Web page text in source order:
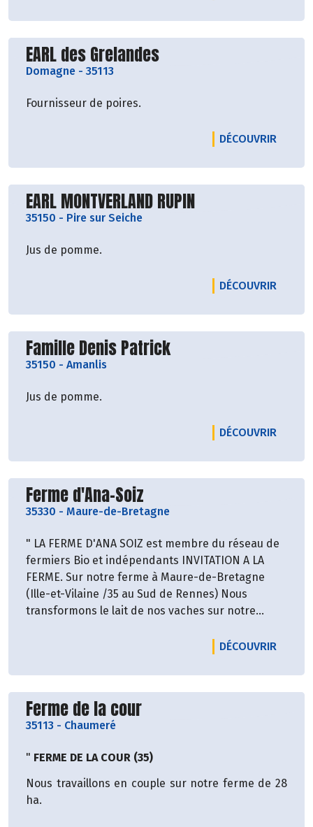
Découvrir le producteur
EARL des Grelandes
Domagne - 35113
Fournisseur de poires.
DÉCOUVRIR
Découvrir le producteur
EARL MONTVERLAND RUPIN
35150 - Pire sur Seiche
Jus de pomme.
DÉCOUVRIR
Découvrir le producteur
Famille Denis Patrick
35150 - Amanlis
Jus de pomme.
DÉCOUVRIR
Découvrir le producteur
Ferme d'Ana-Soiz
35330 - Maure-de-Bretagne
" LA FERME D'ANA SOIZ est membre du réseau de
fermiers Bio et indépendants INVITATION A LA
FERME. Sur notre ferme à Maure-de-Bretagne
(Ille-et-Vilaine /35 au Sud de Rennes) Nous
transformons le lait de nos vaches sur notre
magasins et en restauration collective. "
DÉCOUVRIR
Découvrir le producteur
Ferme de la cour
35113 - Chaumeré
" FERME DE LA COUR (35)
Nous travaillons en couple sur notre ferme de 28
ha.